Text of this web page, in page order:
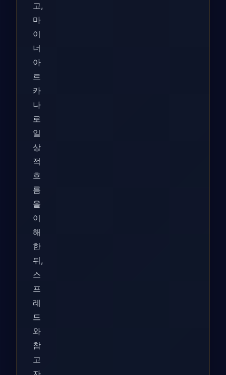
고,
마
이
너
아
르
카
나
로
일
상
적
흐
름
을
이
해
한
뒤,
스
프
레
드
와
참
고